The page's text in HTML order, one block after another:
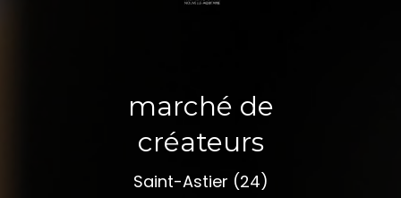
marché de
créateurs
Saint-Astier (24)